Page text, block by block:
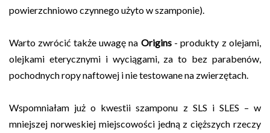
powierzchniowo czynnego użyto w szamponie).
Warto zwrócić także uwagę na Origins - produkty z olejami,
olejkami eterycznymi i wyciągami, za to bez parabenów,
pochodnych ropy naftowej i nie testowane na zwierzętach.
Wspomniałam już o kwestii szamponu z SLS i SLES – w
mniejszej norweskiej miejscowości jedną z cięższych rzeczy